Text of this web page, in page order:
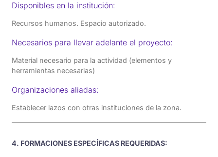
Disponibles en la institución:
Recursos humanos. Espacio autorizado.
Necesarios para llevar adelante el proyecto:
Material necesario para la actividad (elementos y
herramientas necesarias)
Organizaciones aliadas:
Establecer lazos con otras instituciones de la zona.
4. FORMACIONES ESPECÍFICAS REQUERIDAS: